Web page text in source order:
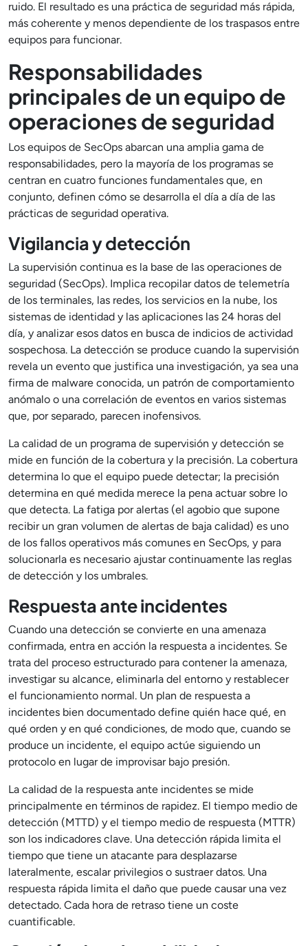
ruido. El resultado es una práctica de seguridad más rápida,
más coherente y menos dependiente de los traspasos entre
equipos para funcionar.
Responsabilidades
principales de un equipo de
operaciones de seguridad
Los equipos de SecOps abarcan una amplia gama de
responsabilidades, pero la mayoría de los programas se
centran en cuatro funciones fundamentales que, en
conjunto, definen cómo se desarrolla el día a día de las
prácticas de seguridad operativa.
Vigilancia y detección
La supervisión continua es la base de las operaciones de
seguridad (SecOps). Implica recopilar datos de telemetría
de los terminales, las redes, los servicios en la nube, los
sistemas de identidad y las aplicaciones las 24 horas del
día, y analizar esos datos en busca de indicios de actividad
sospechosa. La detección se produce cuando la supervisión
revela un evento que justifica una investigación, ya sea una
firma de malware conocida, un patrón de comportamiento
anómalo o una correlación de eventos en varios sistemas
que, por separado, parecen inofensivos.
La calidad de un programa de supervisión y detección se
mide en función de la cobertura y la precisión. La cobertura
determina lo que el equipo puede detectar; la precisión
determina en qué medida merece la pena actuar sobre lo
que detecta. La fatiga por alertas (el agobio que supone
recibir un gran volumen de alertas de baja calidad) es uno
de los fallos operativos más comunes en SecOps, y para
solucionarla es necesario ajustar continuamente las reglas
de detección y los umbrales.
Respuesta ante incidentes
Cuando una detección se convierte en una amenaza
confirmada, entra en acción la respuesta a incidentes. Se
trata del proceso estructurado para contener la amenaza,
investigar su alcance, eliminarla del entorno y restablecer
el funcionamiento normal. Un plan de respuesta a
incidentes bien documentado define quién hace qué, en
qué orden y en qué condiciones, de modo que, cuando se
produce un incidente, el equipo actúe siguiendo un
protocolo en lugar de improvisar bajo presión.
La calidad de la respuesta ante incidentes se mide
principalmente en términos de rapidez. El tiempo medio de
detección (MTTD) y el tiempo medio de respuesta (MTTR)
son los indicadores clave. Una detección rápida limita el
tiempo que tiene un atacante para desplazarse
lateralmente, escalar privilegios o sustraer datos. Una
respuesta rápida limita el daño que puede causar una vez
detectado. Cada hora de retraso tiene un coste
cuantificable.